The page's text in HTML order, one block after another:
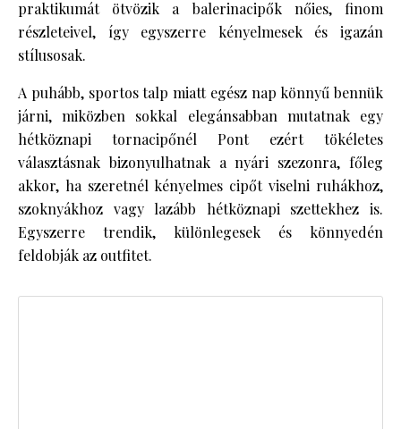
praktikumát ötvözik a balerinacipők nőies, finom
részleteivel, így egyszerre kényelmesek és igazán
stílusosak.
A puhább, sportos talp miatt egész nap könnyű bennük
járni, miközben sokkal elegánsabban mutatnak egy
hétköznapi tornacipőnél Pont ezért tökéletes
választásnak bizonyulhatnak a nyári szezonra, főleg
akkor, ha szeretnél kényelmes cipőt viselni ruhákhoz,
szoknyákhoz vagy lazább hétköznapi szettekhez is.
Egyszerre trendik, különlegesek és könnyedén
feldobják az outfitet.